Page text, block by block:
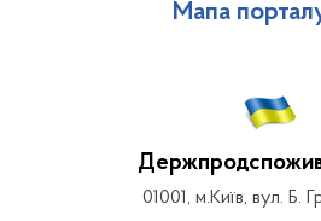
Мапа
01001, м.Київ, вул. Б.